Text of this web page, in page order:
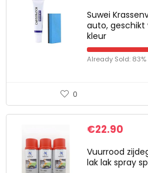
Suwei
auto, geschikt
kleur
Already Sold: 83%
0
€22.90
Vuurrood
lak lak spray